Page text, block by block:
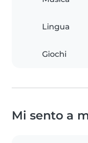
Lingua
Giochi
Mi sento a